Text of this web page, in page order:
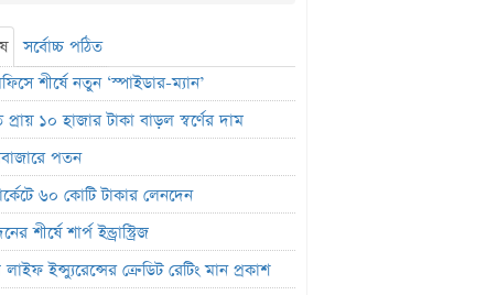
সর্বোচ্চ পঠিত
শীর্ষে নতুন ‘স্পাইডার-ম্যান’
প্রায় ১০ হাজার টাকা বাড়ল স্বর্ণের দাম
পতন
৬০ কোটি টাকার লেনদেন
শীর্ষে শার্প ইন্ড্রাস্ট্রিজ
লাইফ ইন্স্যুরেন্সের ক্রেডিট রেটিং মান প্রকাশ